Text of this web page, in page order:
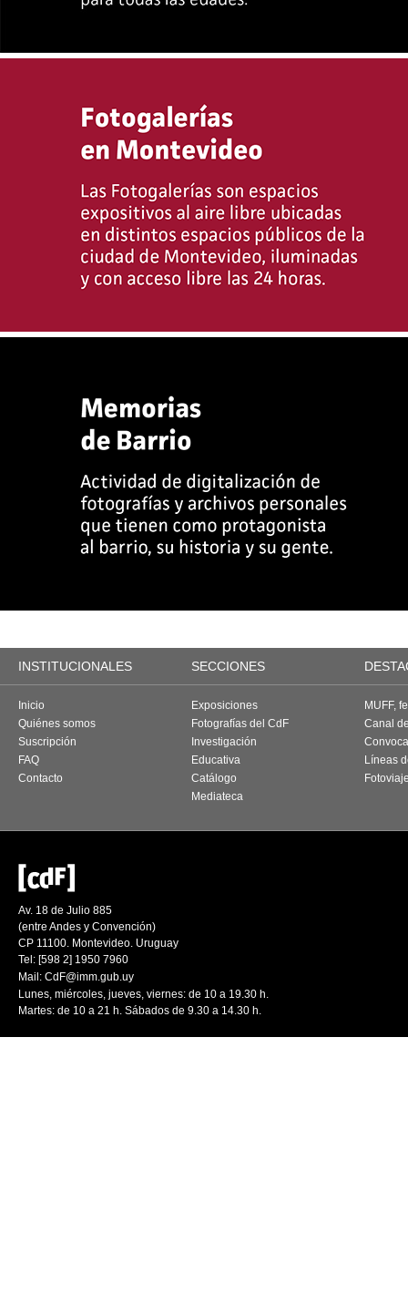
INSTITUCIONALES SECCIONES
Inicio
Quiénes somos
Suscripción
FAQ
Contacto
Exposiciones
Fotografías del CdF
Investigación
Educativa
Catálogo
Mediateca
MUFF,
Canal
Líneas
Av. 18 de Julio 885
(entre Andes y Convención)
CP 11100. Montevideo. Uruguay
Tel: [598 2] 1950 7960
Mail: CdF@imm.gub.uy
Lunes, miércoles, jueves, viernes: de 10 a 19.30 h.
Martes: de 10 a 21 h. Sábados de 9.30 a 14.30 h.